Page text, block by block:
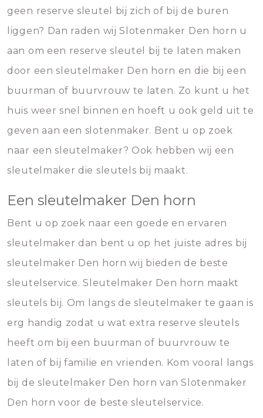
geen reserve sleutel bij zich of bij de buren
liggen? Dan raden wij Slotenmaker Den horn u
aan om een reserve sleutel bij te laten maken
door een sleutelmaker Den horn en die bij een
buurman of buurvrouw te laten. Zo kunt u het
huis weer snel binnen en hoeft u ook geld uit te
geven aan een slotenmaker. Bent u op zoek
naar een sleutelmaker? Ook hebben wij een
sleutelmaker die sleutels bij maakt.
Een sleutelmaker Den horn
Bent u op zoek naar een goede en ervaren
sleutelmaker dan bent u op het juiste adres bij
sleutelmaker Den horn wij bieden de beste
sleutelservice. Sleutelmaker Den horn maakt
sleutels bij. Om langs de sleutelmaker te gaan is
erg handig zodat u wat extra reserve sleutels
heeft om bij een buurman of buurvrouw te
laten of bij familie en vrienden. Kom vooral langs
bij de sleutelmaker Den horn van Slotenmaker
Den horn voor de beste sleutelservice.